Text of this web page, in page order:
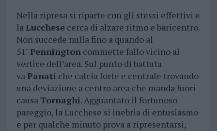
Nella ripresa si riparte con gli stessi effettivi e
laLucchesecerca di alzare ritmo e baricentro.
Non succede nulla fino a quando al
51′ Penningtoncommette fallo vicino al
vertice dell’area. Sul punto di battuta
vaPanati che calcia forte e centrale trovando
una deviazione a centro area che manda fuori
causaTornaghi. Agguantato il fortunoso
pareggio, la Lucchese si inebria di entusiasmo
e per qualche minuto prova a ripresentarsi,